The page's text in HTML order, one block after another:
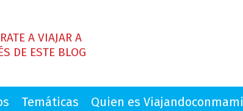
A VIAJAR A
DE ESTE BLOG
Temáticas Quien es Viajandoconmami